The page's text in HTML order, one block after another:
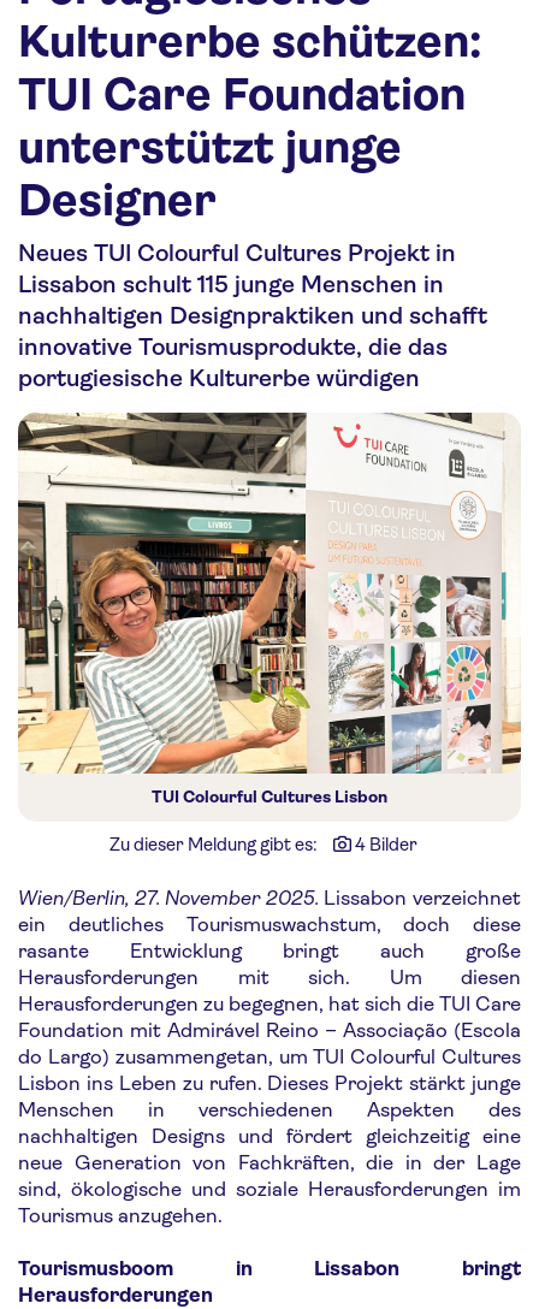
Nachhaltigkeit
Personalia
Media
Über uns
Kontakt
Kulturerbe schützen:
TUI Care Foundation
unterstützt junge
Designer
Neues TUI Colourful Cultures Projekt in
Lissabon schult 115 junge Menschen in
nachhaltigen Designpraktiken und schafft
innovative Tourismusprodukte, die das
portugiesische Kulturerbe würdigen
TUI Colourful Cultures Lisbon
Zu dieser Meldung gibt es: 4 Bilder
Wien/Berlin, 27. November 2025. Lissabon verzeichnet
ein deutliches Tourismuswachstum, doch diese
rasante Entwicklung bringt auch große
Herausforderungen mit sich. Um diesen
Herausforderungen zu begegnen, hat sich die TUI Care
Foundation mit Admirável Reino – Associação (Escola
do Largo) zusammengetan, um TUI Colourful Cultures
Lisbon ins Leben zu rufen. Dieses Projekt stärkt junge
Menschen in verschiedenen Aspekten des
nachhaltigen Designs und fördert gleichzeitig eine
neue Generation von Fachkräften, die in der Lage
sind, ökologische und soziale Herausforderungen im
Tourismus anzugehen.
Tourismusboom in Lissabon bringt
Herausforderungen